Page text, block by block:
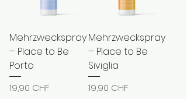
Mehrzweckspray
– Place to Be
Porto
Preis
19,90 CHF
Mehrzweckspray
– Place to Be
Siviglia
Preis
19,90 CHF